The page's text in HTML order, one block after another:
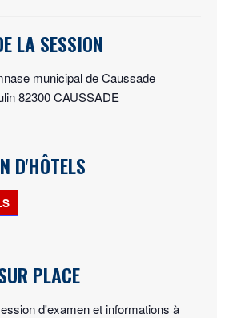
LA SESSION
municipal de Caussade
82300 CAUSSADE
D'HÔTELS
PLACE
d'examen et informations à